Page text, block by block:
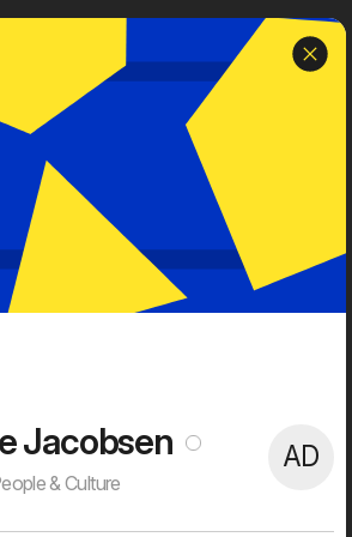
Menu
kreativt og tech-savvy digitalt bureau
succesfulde kunder.
med høje ambitioner på vores kunders
og det er sjovt for vores kunder og
for at skubbe alvorligt til status quo,
brugeroplevelser, nye digitale services og
og forretningsgange. Dét er, hvad
for os. Det er, hvad vi brænder for. Og
Jacobsen
& Culture
AD